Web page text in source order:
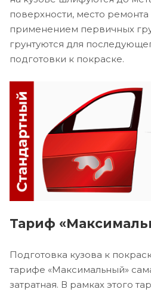
поверхности, место ремонта
применением первичных
грунтуются для
подготовки к покраске.
Тариф
Подготовка кузова к
тарифе «Максимальный»
затратная. В рамках этого